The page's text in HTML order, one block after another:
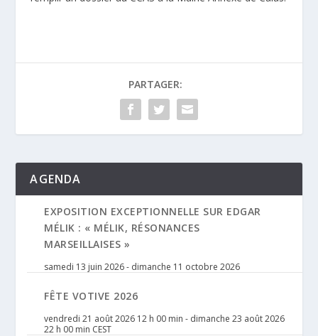
PARTAGER:
AGENDA
EXPOSITION EXCEPTIONNELLE SUR EDGAR
MÉLIK : « MÉLIK, RÉSONANCES
MARSEILLAISES »
samedi 13 juin 2026- dimanche 11 octobre 2026
FÊTE VOTIVE 2026
vendredi 21 août 2026 12 h 00 min - dimanche 23 août 2026
22 h 00 min CEST